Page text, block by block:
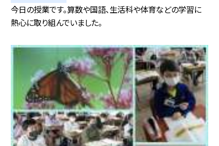
今日の授業です。算数や国語、生活科や体育などの学習に
熱心に取り組んでいました。